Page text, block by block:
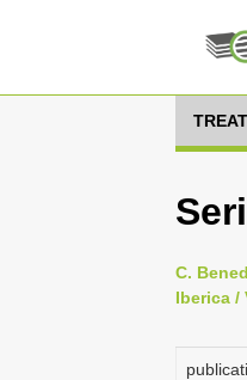
C.
Iberica /